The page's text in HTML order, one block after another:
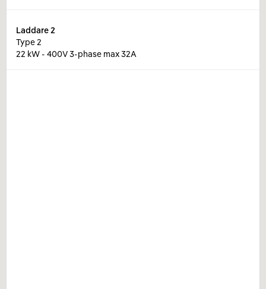
Laddare2
Type 2
22 kW - 400V 3-phase max 32A